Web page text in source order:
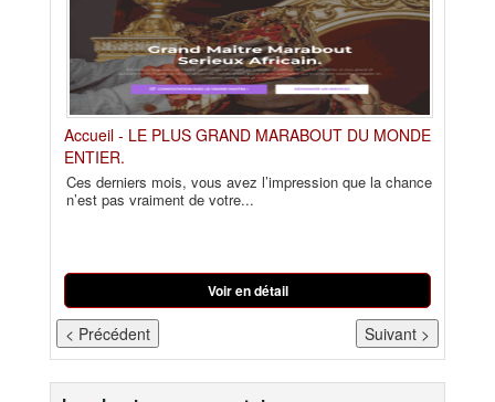
Accueil - LE PLUS GRAND MARABOUT DU MONDE
ENTIER.
Ces derniers mois, vous avez l’impression que la chance
n’est pas vraiment de votre...
Voir en détail
< Précédent Suivant >